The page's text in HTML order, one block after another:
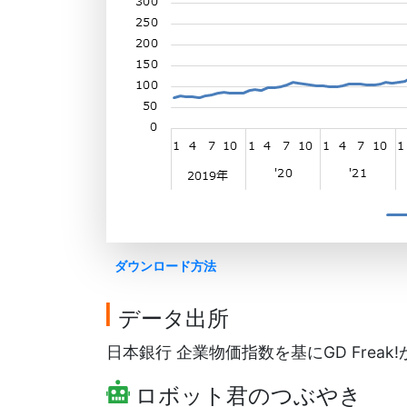
ダウンロード方法
データ出所
日本銀行 企業物価指数を基にGD Freak!
ロボット君のつぶやき